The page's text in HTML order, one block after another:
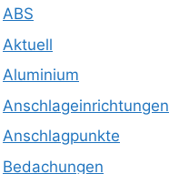
ABS
Aktuell
Aluminium
Anschlageinrichtungen
Anschlagpunkte
Bedachungen